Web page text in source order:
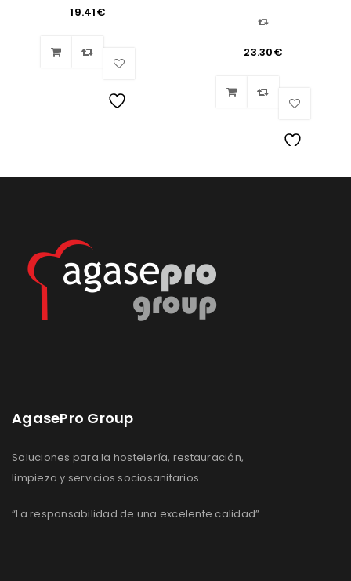
19.41€
23.30€
AgasePro Group
Soluciones para la hostelería, restauración,
limpieza y servicios sociosanitarios.
“La responsabilidad de una excelente calidad”.